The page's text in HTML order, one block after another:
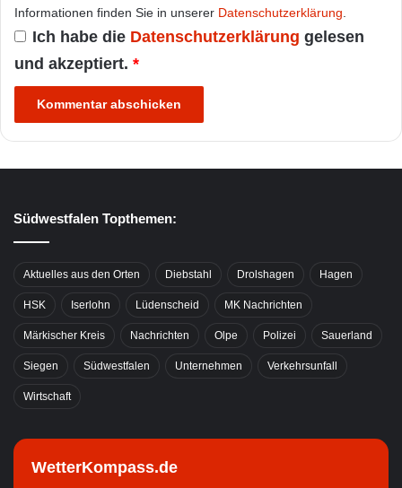
Informationen finden Sie in unserer Datenschutzerklärung.
Ich habe die Datenschutzerklärung gelesen
und akzeptiert. *
Südwestfalen Topthemen:
Aktuelles aus den Orten Diebstahl Drolshagen Hagen
HSK Iserlohn Lüdenscheid MK Nachrichten
Märkischer Kreis Nachrichten Olpe Polizei Sauerland
Siegen Südwestfalen Unternehmen Verkehrsunfall
Wirtschaft
WetterKompass.de